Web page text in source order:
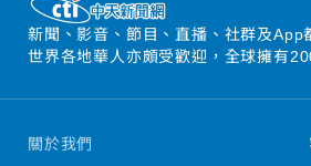
新聞、影音、節目、直播、社群及App
世界各地華人亦頗受歡迎，全球擁有
關於我們